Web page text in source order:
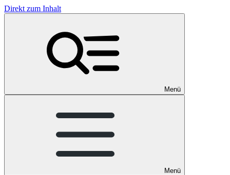
Direkt zum Inhalt
Menü
Menü